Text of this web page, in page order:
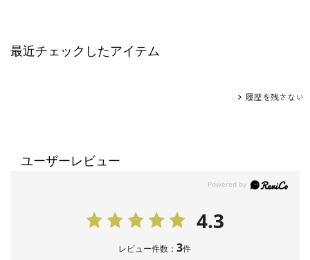
最近チェックしたアイテム
履歴を残さない
ユーザーレビュー
4.3
レビュー件数：3件